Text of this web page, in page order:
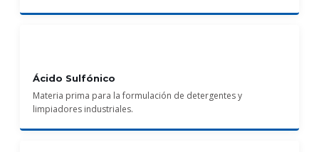
Ácido Sulfónico
Materia prima para la formulación de detergentes y
limpiadores industriales.